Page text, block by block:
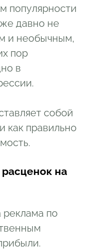
популярности
давно не
и необычным,
пор
в
собой
как правильно
на
реклама по